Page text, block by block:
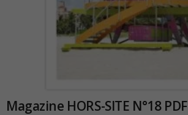
Magazine HORS-SITE N°18 PDF